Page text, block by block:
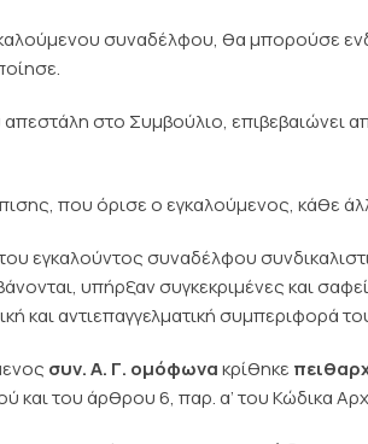
συναδέλφου, θα μπορούσε
στο Συμβούλιο, επιβεβαιώνει
που όρισε ο εγκαλούμενος, κάθε
εγκαλούντος συναδέλφου
υπήρξαν συγκεκριμένες και
και αντιεπαγγελματική συμπεριφορά
συν. Α. Γ. ομόφωνακρίθηκε
και του άρθρου 6, παρ. α’ του Κώδικα